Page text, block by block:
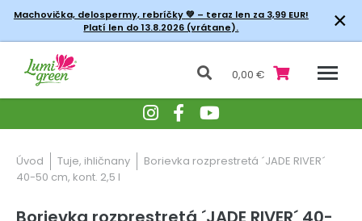
Machovička, delospermy, rebríčky💚 – teraz len za 3,99 EUR!
Platí len do 13.8.2026 (vrátane).
×
0,00 €
Úvod Tuje, ihličnany
Borievka rozprestretá ´JADE RIVER´
40-50 cm, kont. 2,5 l